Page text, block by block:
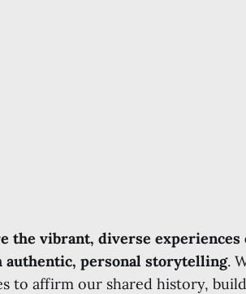
the vibrant, diverse experiences
authentic, personal storytelling.
to affirm our shared history,